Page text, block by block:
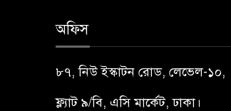
অফিস
৮৭, নিউ ইস্কাটন রোড, লেভেল-১০,
ফ্ল্যাট ৯/বি, এসি মার্কেট, ঢাকা।